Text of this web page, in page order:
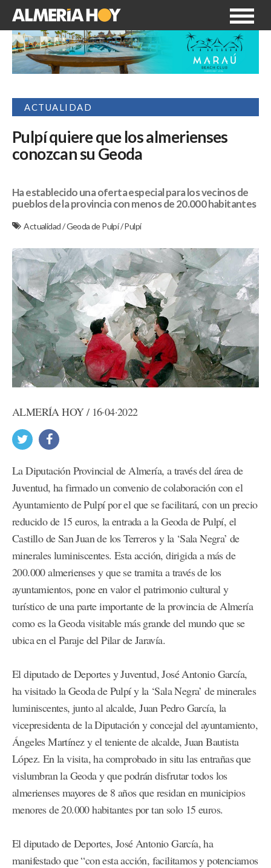
ACTUALIDAD
Pulpí quiere que los almerienses
conozcan su Geoda
Ha establecido una oferta especial para los vecinos de
pueblos de la provincia con menos de 20.000 habitantes
Actualidad/Geoda de Pulpí/Pulpí
ALMERÍA HOY / 16·04·2022
La Diputación Provincial de Almería, a través del área de
Juventud, ha firmado un convenio de colaboración con el
Ayuntamiento de Pulpí por el que se facilitará, con un precio
reducido de 15 euros, la entrada a la Geoda de Pulpí, el
Castillo de San Juan de los Terreros y la ‘Sala Negra’ de
minerales luminiscentes. Esta acción, dirigida a más de
200.000 almerienses y que se tramita a través de los
ayuntamientos, pone en valor el patrimonio cultural y
turístico de una parte importante de la provincia de Almería
como es la Geoda visitable más grande del mundo que se
ubica en el Paraje del Pilar de Jaravía.
El diputado de Deportes y Juventud, José Antonio García,
ha visitado la Geoda de Pulpí y la ‘Sala Negra’ de minerales
luminiscentes, junto al alcalde, Juan Pedro García, la
vicepresidenta de la Diputación y concejal del ayuntamiento,
Ángeles Martínez y el teniente de alcalde, Juan Bautista
López. En la visita, ha comprobado in situ las entrañas que
vislumbran la Geoda y que podrán disfrutar todos los
almerienses mayores de 8 años que residan en municipios
menores de 20.000 habitantes por tan solo 15 euros.
El diputado de Deportes, José Antonio García, ha
manifestado que “con esta acción, facilitamos y potenciamos